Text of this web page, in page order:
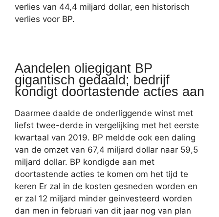
verlies van 44,4 miljard dollar, een historisch
verlies voor BP.
Aandelen oliegigant BP
gigantisch gedaald; bedrijf
kondigt doortastende acties aan
Daarmee daalde de onderliggende winst met
liefst twee-derde in vergelijking met het eerste
kwartaal van 2019. BP meldde ook een daling
van de omzet van 67,4 miljard dollar naar 59,5
miljard dollar. BP kondigde aan met
doortastende acties te komen om het tijd te
keren Er zal in de kosten gesneden worden en
er zal 12 miljard minder geinvesteerd worden
dan men in februari van dit jaar nog van plan